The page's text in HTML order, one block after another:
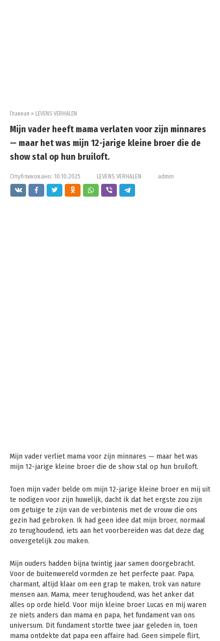
Главная » LEVENS VERHALEN
Mijn vader heeft mama verlaten voor zijn minnares
— maar het was mijn 12-jarige kleine broer die de
show stal op hun bruiloft.
Опубликовано: 10.10.2025 LEVENS VERHALEN admin
Mijn vader verliet mama voor zijn minnares — maar het was
mijn 12-jarige kleine broer die de show stal op hun bruiloft.
Toen mijn vader belde om mijn 12-jarige kleine broer en mij uit
te nodigen voor zijn huwelijk, dacht ik dat het ergste zou zijn
om getuige te zijn van de verbintenis met de vrouw die ons
gezin had gebroken. Ik had geen idee dat mijn broer, normaal
zo terughoudend, iets aan het voorbereiden was dat deze dag
onvergetelijk zou maken.
Mijn ouders hadden bijna twintig jaar samen doorgebracht.
Voor de buitenwereld vormden ze het perfecte paar. Papa,
charmant, altijd klaar om een grap te maken, trok van nature
mensen aan. Mama, meer terughoudend, was het anker dat
alles op orde hield. Voor mijn kleine broer Lucas en mij waren
ze niets anders dan mama en papa, het fundament van ons
universum. Dit fundament stortte twee jaar geleden in, toen
mama ontdekte dat papa een affaire had. Geen simpele flirt,